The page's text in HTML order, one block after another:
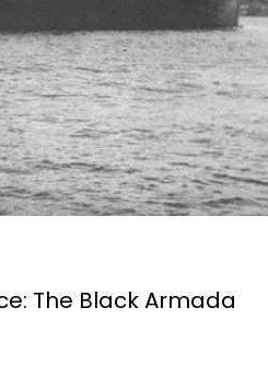
The Black Armada